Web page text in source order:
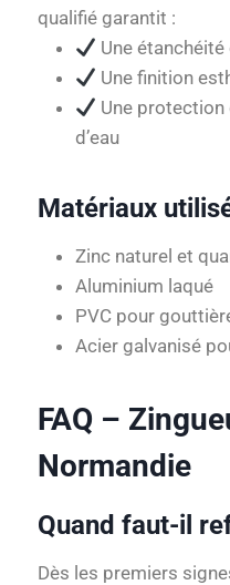
qualifié garantit :
Une
Une finition
Une
d’eau
Matériaux
Zinc naturel et
Aluminium laqué
PVC pour
Acier galvanisé
FAQ –
Normandie
Quand faut-il
Dès les premiers